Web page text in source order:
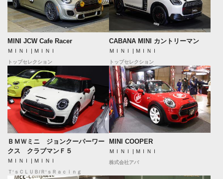
MINI JCW Cafe Racer
ＭＩＮＩ | ＭＩＮＩ
トップセレクション
CABANA MINI カントリーマン
ＭＩＮＩ | ＭＩＮＩ
トップセレクション
ＢＭＷミニ ジョンクーパーワー
クス クラブマンＦ５
ＭＩＮＩ | ＭＩＮＩ
Ｔ‘ｓＣＬＵＢ/Ｒ‘ｓＲａｃｉｎｇ
MINI COOPER
ＭＩＮＩ | ＭＩＮＩ
株式会社アバ